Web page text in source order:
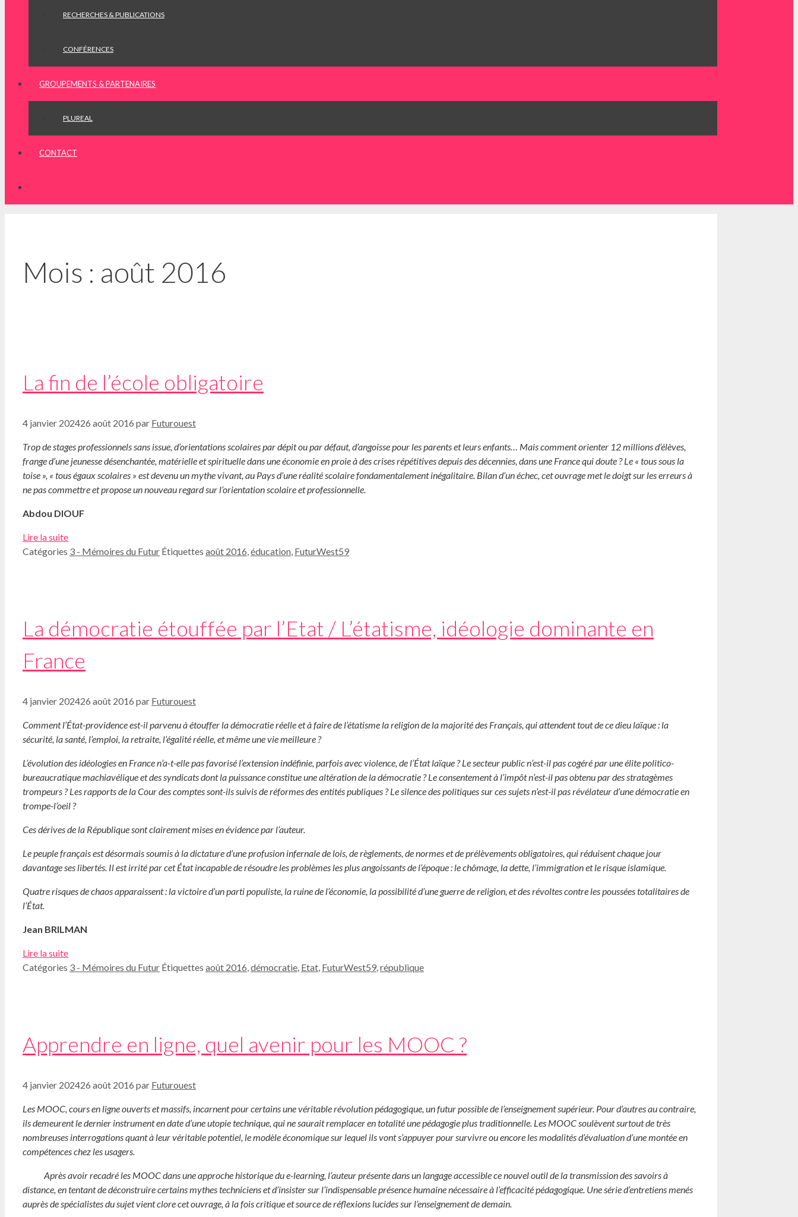
RECHERCHES & PUBLICATIONS
CONFÉRENCES
GROUPEMENTS & PARTENAIRES
PLUREAL
CONTACT
Mois : août 2016
La fin de l’école obligatoire
4 janvier 202426 août 2016 par Futurouest
Trop de stages professionnels sans issue, d’orientations scolaires par dépit ou par défaut, d’angoisse pour les parents et leurs enfants… Mais comment orienter 12 millions d’élèves,
frange d’une jeunesse désenchantée, matérielle et spirituelle dans une économie en proie à des crises répétitives depuis des décennies, dans une France qui doute ? Le « tous sous la
toise », « tous égaux scolaires » est devenu un mythe vivant, au Pays d’une réalité scolaire fondamentalement inégalitaire. Bilan d’un échec, cet ouvrage met le doigt sur les erreurs à
ne pas commettre et propose un nouveau regard sur l’orientation scolaire et professionnelle.
Abdou DIOUF
Lire la suite
Catégories 3 - Mémoires du Futur Étiquettes août 2016,éducation, FuturWest59
La démocratie étouffée par l’Etat / L’étatisme, idéologie dominante en
France
4 janvier 202426 août 2016 par Futurouest
Comment l’État-providence est-il parvenu à étouffer la démocratie réelle et à faire de l’étatisme la religion de la majorité des Français, qui attendent tout de ce dieu laïque : la
sécurité, la santé, l’emploi, la retraite, l’égalité réelle, et même une vie meilleure ?
L’évolution des idéologies en France n’a-t-elle pas favorisé l’extension indéfinie, parfois avec violence, de l’État laïque ? Le secteur public n’est-il pas cogéré par une élite politico-
bureaucratique machiavélique et des syndicats dont la puissance constitue une altération de la démocratie ? Le consentement à l’impôt n’est-il pas obtenu par des stratagèmes
trompeurs ? Les rapports de la Cour des comptes sont-ils suivis de réformes des entités publiques ? Le silence des politiques sur ces sujets n’est-il pas révélateur d’une démocratie en
trompe-l’oeil ?
Ces dérives de la République sont clairement mises en évidence par l’auteur.
Le peuple français est désormais soumis à la dictature d’une profusion infernale de lois, de règlements, de normes et de prélèvements obligatoires, qui réduisent chaque jour
davantage ses libertés. Il est irrité par cet État incapable de résoudre les problèmes les plus angoissants de l’époque : le chômage, la dette, l’immigration et le risque islamique.
Quatre risques de chaos apparaissent : la victoire d’un parti populiste, la ruine de l’économie, la possibilité d’une guerre de religion, et des révoltes contre les poussées totalitaires de
l’État.
Jean BRILMAN
Lire la suite
Catégories 3 - Mémoires du Futur Étiquettes août 2016,démocratie, Etat, FuturWest59,république
Apprendre en ligne, quel avenir pour les MOOC ?
4 janvier 202426 août 2016 par Futurouest
Les MOOC, cours en ligne ouverts et massifs, incarnent pour certains une véritable révolution pédagogique, un futur possible de l’enseignement supérieur. Pour d’autres au contraire,
ils demeurent le dernier instrument en date d’une utopie technique, qui ne saurait remplacer en totalité une pédagogie plus traditionnelle. Les MOOC soulèvent surtout de très
nombreuses interrogations quant à leur véritable potentiel, le modèle économique sur lequel ils vont s’appuyer pour survivre ou encore les modalités d’évaluation d’une montée en
compétences chez les usagers.
Après avoir recadré les MOOC dans une approche historique du e-learning, l’auteur présente dans un langage accessible ce nouvel outil de la transmission des savoirs à
distance, en tentant de déconstruire certains mythes techniciens et d’insister sur l’indispensable présence humaine nécessaire à l’efficacité pédagogique. Une série d’entretiens menés
auprès de spécialistes du sujet vient clore cet ouvrage, à la fois critique et source de réflexions lucides sur l’enseignement de demain.